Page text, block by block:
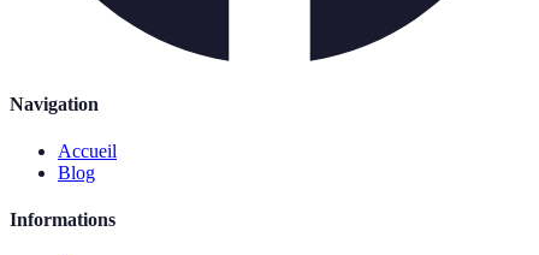
Navigation
Accueil
Blog
Informations